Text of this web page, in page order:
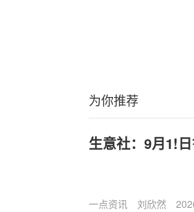
为你推荐
生意社：9月1!
一点资讯 刘欣然